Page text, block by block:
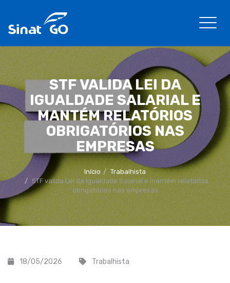
STF VALIDA LEI DA
IGUALDADE SALARIAL E
MANTÉM RELATÓRIOS
OBRIGATÓRIOS NAS
EMPRESAS
Início
Trabalhista
STF valida Lei da Igualdade Salarial e mantém relatórios
obrigatórios nas empresas
18/05/2026 Trabalhista